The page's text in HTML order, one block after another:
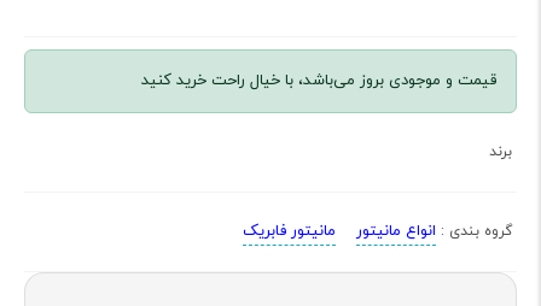
قیمت و موجودی بروز می‌باشد، با خیال راحت خرید کنید
برند
گروه بندی : انواع مانیتور مانیتور فابریک